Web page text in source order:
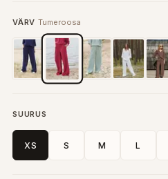
VÄRV Tumeroosa
SUURUS
XS S M L